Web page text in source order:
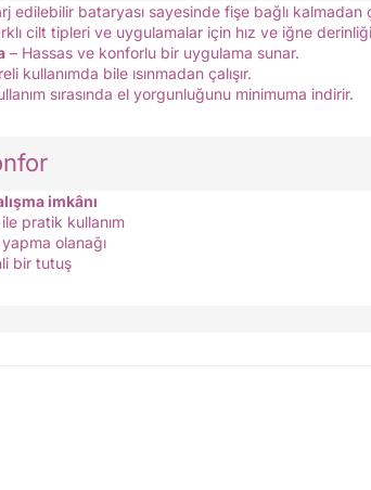
edilebilir bataryası sayesinde fişe bağlı kalmadan
cilt tipleri ve uygulamalar için hız ve iğne
– Hassas ve konforlu bir uygulama sunar.
kullanımda bile ısınmadan çalışır.
sırasında el yorgunluğunu minimuma indirir.
imkânı
ile pratik kullanım
olanağı
bir tutuş